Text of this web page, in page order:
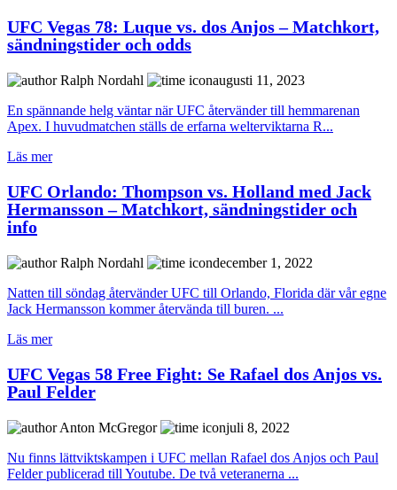
UFC Vegas 78: Luque vs. dos Anjos – Matchkort,
sändningstider och odds
Ralph Nordahl
augusti 11, 2023
En spännande helg väntar när UFC återvänder till hemmarenan
Apex. I huvudmatchen ställs de erfarna welterviktarna R...
Läs mer
UFC Orlando: Thompson vs. Holland med Jack
Hermansson – Matchkort, sändningstider och
info
Ralph Nordahl
december 1, 2022
Natten till söndag återvänder UFC till Orlando, Florida där vår egne
Jack Hermansson kommer återvända till buren. ...
Läs mer
UFC Vegas 58 Free Fight: Se Rafael dos Anjos vs.
Paul Felder
Anton McGregor
juli 8, 2022
Nu finns lättviktskampen i UFC mellan Rafael dos Anjos och Paul
Felder publicerad till Youtube. De två veteranerna ...